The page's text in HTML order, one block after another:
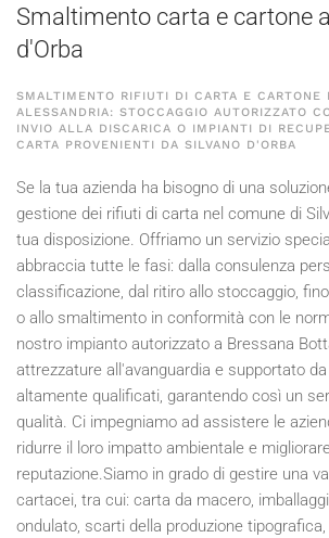
Smaltimento carta e cartone
d'Orba
SMALTIMENTO RIFIUTI DI CARTA E CARTONE
ALESSANDRIA: STOCCAGGIO AUTORIZZATO
INVIO ALLA DISCARICA O IMPIANTI DI
CARTA PROVENIENTI DA SILVANO D'ORBA
Se la tua azienda ha bisogno di una
gestione dei rifiuti di carta nel comune di
tua disposizione. Offriamo un servizio
abbraccia tutte le fasi: dalla consulenza
classificazione, dal ritiro allo stoccaggio,
o allo smaltimento in conformità con le
nostro impianto autorizzato a Bressana
attrezzature all'avanguardia e supportato
altamente qualificati, garantendo così un
qualità. Ci impegniamo ad assistere le
ridurre il loro impatto ambientale e
reputazione.Siamo in grado di gestire una
cartacei, tra cui: carta da macero,
ondulato, scarti della produzione